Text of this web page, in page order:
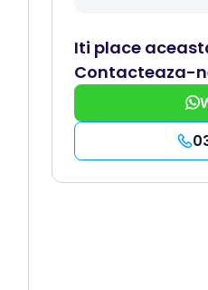
Iti place
Contacteaza-